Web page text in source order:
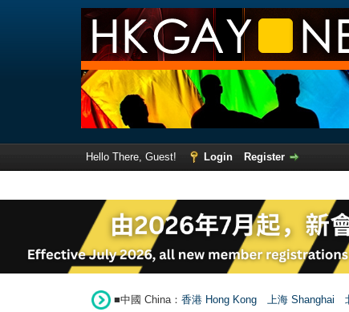
Hello There, Guest! Login
Register
■中國 China： 香港 Hong Kong 上海 Shanghai